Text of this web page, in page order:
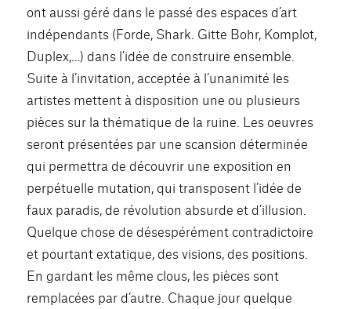
ont aussi géré dans le passé des espaces d’art
indépendants (Forde, Shark. Gitte Bohr, Komplot,
Duplex,…) dans l’idée de construire ensemble.
Suite à l’invitation, acceptée à l’unanimité les
artistes mettent à disposition une ou plusieurs
pièces sur la thématique de la ruine. Les oeuvres
seront présentées par une scansion déterminée
qui permettra de découvrir une exposition en
perpétuelle mutation, qui transposent l’idée de
faux paradis, de révolution absurde et d’illusion.
Quelque chose de désespérément contradictoire
et pourtant extatique, des visions, des positions.
En gardant les même clous, les pièces sont
remplacées par d’autre. Chaque jour quelque